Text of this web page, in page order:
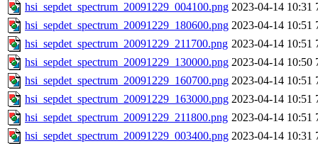
hsi_sepdet_spectrum_20091229_004100.png 2023-04-14 10:31
hsi_sepdet_spectrum_20091229_180600.png 2023-04-14 10:51
hsi_sepdet_spectrum_20091229_211700.png 2023-04-14 10:51
hsi_sepdet_spectrum_20091229_130000.png 2023-04-14 10:50
hsi_sepdet_spectrum_20091229_160700.png 2023-04-14 10:51
hsi_sepdet_spectrum_20091229_163000.png 2023-04-14 10:51
hsi_sepdet_spectrum_20091229_211800.png 2023-04-14 10:51
hsi_sepdet_spectrum_20091229_003400.png 2023-04-14 10:31